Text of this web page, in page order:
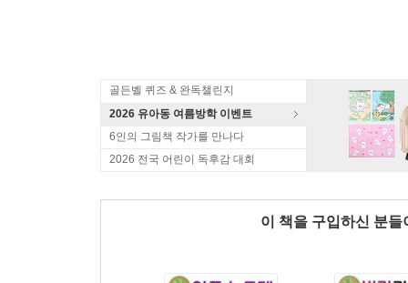
골든벨 퀴즈 & 완독챌린지
2026 유아동 여름방학 이벤트
6인의 그림책 작가를 만나다
2026 전국 어린이 독후감 대회
이 책을 구입하신 분